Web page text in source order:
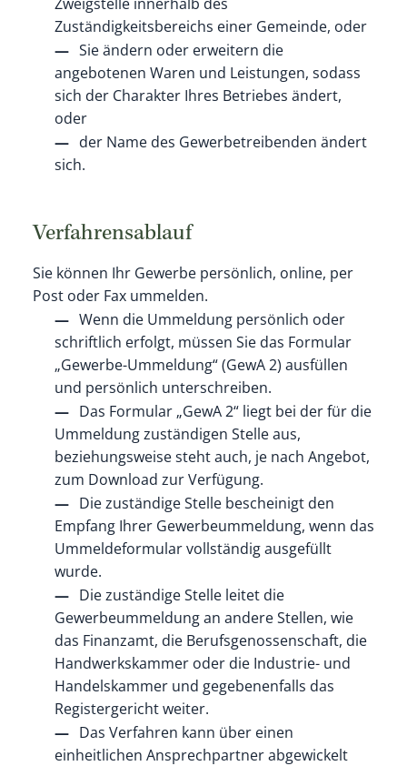
Zuständigkeitsbereichs einer Gemeinde, oder
Sie ändern oder erweitern die
angebotenen Waren und Leistungen, sodass
sich der Charakter Ihres Betriebes ändert,
oder
der Name des Gewerbetreibenden ändert
sich.
Verfahrensablauf
Sie können Ihr Gewerbe persönlich, online, per
Post oder Fax ummelden.
Wenn die Ummeldung persönlich oder
schriftlich erfolgt, müssen Sie das Formular
„Gewerbe-Ummeldung“ (GewA 2) ausfüllen
und persönlich unterschreiben.
Das Formular „GewA 2“ liegt bei der für die
Ummeldung zuständigen Stelle aus,
beziehungsweise steht auch, je nach Angebot,
zum Download zur Verfügung.
Die zuständige Stelle bescheinigt den
Empfang Ihrer Gewerbeummeldung, wenn das
Ummeldeformular vollständig ausgefüllt
wurde.
Die zuständige Stelle leitet die
Gewerbeummeldung an andere Stellen, wie
das Finanzamt, die Berufsgenossenschaft, die
Handwerkskammer oder die Industrie- und
Handelskammer und gegebenenfalls das
Registergericht weiter.
Das Verfahren kann über einen
einheitlichen Ansprechpartner abgewickelt